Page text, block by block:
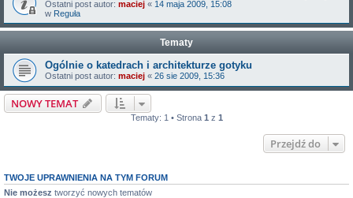
Ostatni post autor: maciej « 14 maja 2009, 15:08
w Reguła
Tematy
Ogólnie o katedrach i architekturze gotyku
Ostatni post autor: maciej « 26 sie 2009, 15:36
NOWY TEMAT
Tematy: 1 • Strona 1 z 1
Przejdź do
TWOJE UPRAWNIENIA NA TYM FORUM
Nie możesz tworzyć nowych tematów